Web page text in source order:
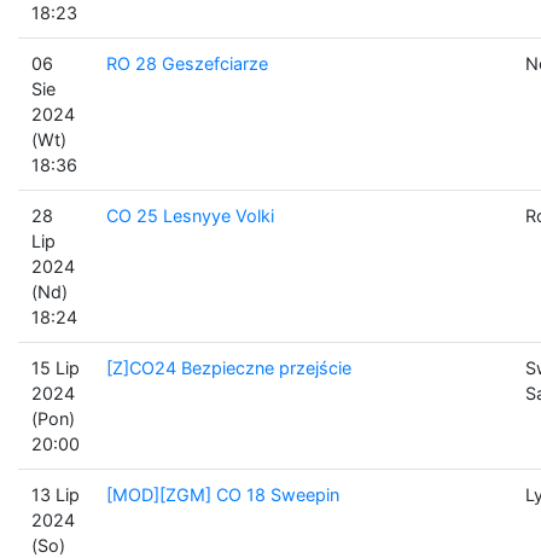
18:23
06
Sie
2024
(Wt)
18:36
RO 28 Geszefciarze
28
Lip
2024
(Nd)
18:24
CO 25 Lesnyye Volki
15 Lip
2024
(Pon)
20:00
[Z]CO24 Bezpieczne przejście
13 Lip
2024
(So)
[MOD][ZGM] CO 18 Sweepin